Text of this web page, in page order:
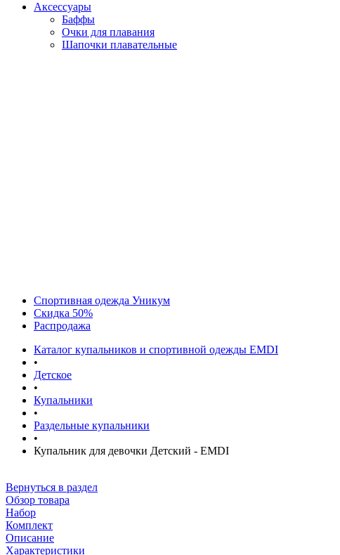
Аксессуары
Баффы
Очки для плавания
Шапочки плавательные
Спортивная одежда Уникум
Скидка 50%
Распродажа
Каталог купальников и спортивной одежды EMDI
•
Детское
•
Купальники
•
Раздельные купальники
•
Купальник для девочки Детский - EMDI
Вернуться в раздел
Обзор товара
Набор
Комплект
Описание
Характеристики